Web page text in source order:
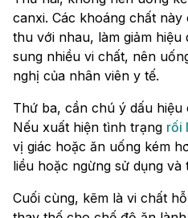
canxi. Các khoáng chất
thu với nhau, làm giảm hiệu
sung nhiều vi chất, nên
nghị của nhân viên y tế.
Thứ ba, cần chú ý dấu hiệu
Nếu xuất hiện tình trạng rối
vị giác hoặc ăn uống kém
liều hoặc ngừng sử dụng và
Cuối cùng, kẽm là vi chất